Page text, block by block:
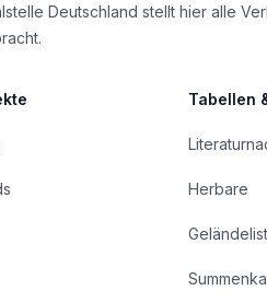
Deutschland stellt hier alle
Tabellen
Herbare